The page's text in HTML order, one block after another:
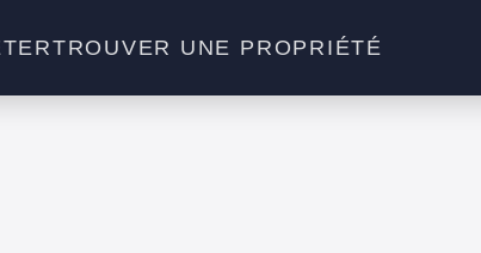
TROUVER UNE PROPRIÉTÉ